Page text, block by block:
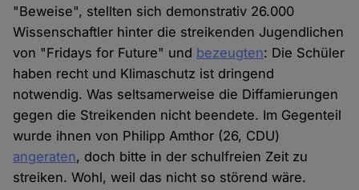
"Beweise", stellten sich demonstrativ 26.000
Wissenschaftler hinter die streikenden Jugendlichen
von "Fridays for Future" und bezeugten: Die Schüler
haben recht und Klimaschutz ist dringend
notwendig. Was seltsamerweise die Diffamierungen
gegen die Streikenden nicht beendete. Im Gegenteil
wurde ihnen von Philipp Amthor (26, CDU)
angeraten, doch bitte in der schulfreien Zeit zu
streiken. Wohl, weil das nicht so störend wäre.